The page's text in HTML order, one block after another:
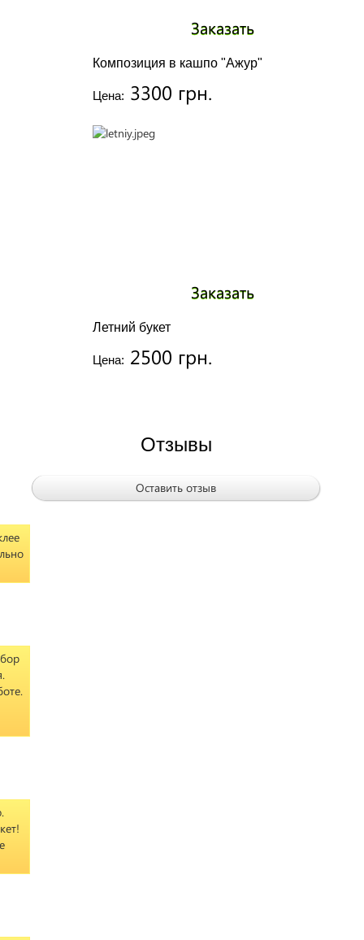
Композиция в кашпо "Ажур"
Цена: 3300 грн.
Заказать
Летний букет
Цена: 2500 грн.
Заказать
Отзывы
Оставить отзыв